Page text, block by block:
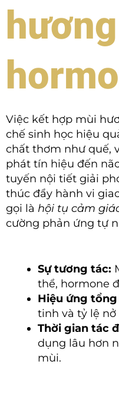
Việc kết hợp mùi
chế sinh học hiệu
chất thơm như quế,
phát tín hiệu đến
tuyến nội tiết giải
thúc đẩy hành vi
gọi là hội tụ cảm
cường phản ứng tự
Sự tương tác:
thể, hormone
Hiệu ứng tổng
tinh và tỷ lệ nở
Thời gian tác
dụng lâu hơn
mùi.